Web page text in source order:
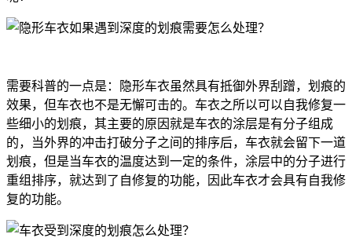
需要科普的一点是：隐形车衣虽然具有抵御外界刮蹭，划痕的
效果，但车衣也不是无懈可击的。车衣之所以可以自我修复一
些细小的划痕，其主要的原因就是车衣的涂层是有分子组成
的，当外界的冲击打破分子之间的排序后，车衣就会留下一道
划痕，但是当车衣的温度达到一定的条件，涂层中的分子进行
重组排序，就达到了自修复的功能，因此车衣才会具有自我修
复的功能。